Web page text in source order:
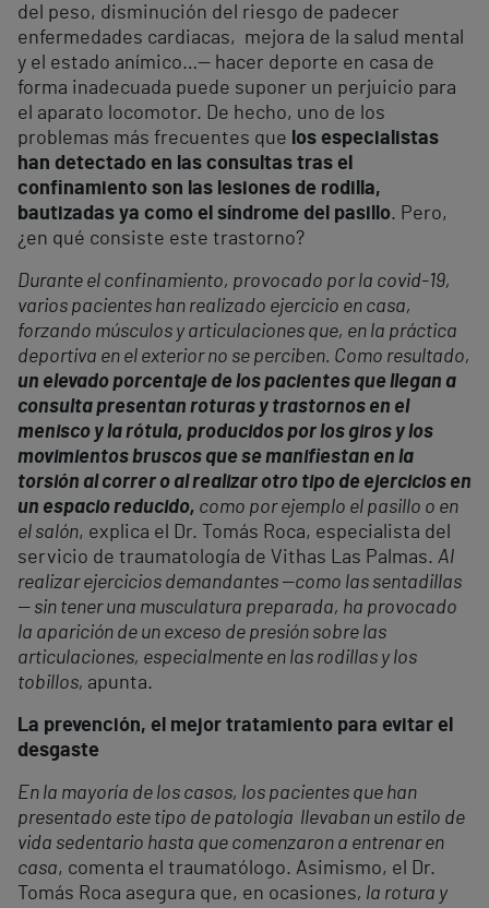
del peso, disminución del riesgo de padecer
enfermedades cardiacas, mejora de la salud mental
y el estado anímico…— hacer deporte en casa de
forma inadecuada puede suponer un perjuicio para
el aparato locomotor. De hecho, uno de los
problemas más frecuentes que los especialistas
han detectado en las consultas tras el
confinamiento son las lesiones de rodilla,
bautizadas ya como el síndrome del pasillo. Pero,
¿en qué consiste este trastorno?
Durante el confinamiento, provocado por la covid-19,
varios pacientes han realizado ejercicio en casa,
forzando músculos y articulaciones que, en la práctica
deportiva en el exterior no se perciben. Como resultado,
un elevado porcentaje de los pacientes que llegan a
consulta presentan roturas y trastornos en el
menisco y la rótula, producidos por los giros y los
movimientos bruscos que se manifiestan en la
torsión al correr o al realizar otro tipo de ejercicios en
un espacio reducido, como por ejemplo el pasillo o en
el salón, explica el Dr. Tomás Roca, especialista del
servicio de traumatología de Vithas Las Palmas. Al
realizar ejercicios demandantes —como las sentadillas
— sin tener una musculatura preparada, ha provocado
la aparición de un exceso de presión sobre las
articulaciones, especialmente en las rodillas y los
tobillos, apunta.
La prevención, el mejor tratamiento para evitar el
desgaste
En la mayoría de los casos, los pacientes que han
presentado este tipo de patología llevaban un estilo de
vida sedentario hasta que comenzaron a entrenar en
casa, comenta el traumatólogo. Asimismo, el Dr.
Tomás Roca asegura que, en ocasiones, la rotura y